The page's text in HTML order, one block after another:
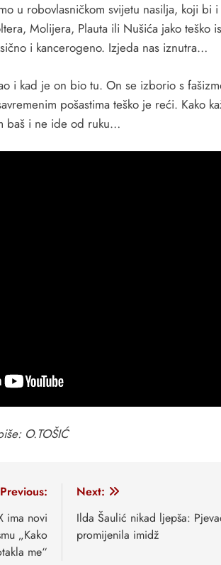
u robovlasničkom svijetu nasilja, koji bi i
Molijera, Plauta ili Nušića jako teško
i kancerogeno. Izjeda nas iznutra…
i kad je on bio tu. On se izborio s
pošastima teško je reći. Kako
baš i ne ide od ruku…
O.TOŠIĆ
Previous:
ima novi
„Kako
me“
Next:
Ilda Šaulić nikad ljepša:
promijenila imidž